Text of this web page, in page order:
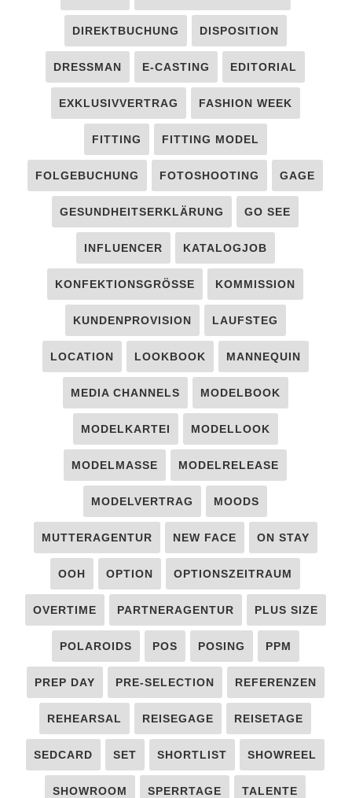
DIREKTBUCHUNG DISPOSITION
DRESSMAN E-CASTING EDITORIAL
EXKLUSIVVERTRAG FASHION WEEK
FITTING FITTING MODEL
FOLGEBUCHUNG FOTOSHOOTING GAGE
GESUNDHEITSERKLÄRUNG GO SEE
INFLUENCER KATALOGJOB
KONFEKTIONSGRÖSSE KOMMISSION
KUNDENPROVISION LAUFSTEG
LOCATION LOOKBOOK MANNEQUIN
MEDIA CHANNELS MODELBOOK
MODELKARTEI MODELLOOK
MODELMASSE MODELRELEASE
MODELVERTRAG MOODS
MUTTERAGENTUR NEW FACE ON STAY
OOH OPTION OPTIONSZEITRAUM
OVERTIME PARTNERAGENTUR PLUS SIZE
POLAROIDS POS POSING PPM
PREP DAY PRE-SELECTION REFERENZEN
REHEARSAL REISEGAGE REISETAGE
SEDCARD SET SHORTLIST SHOWREEL
SHOWROOM SPERRTAGE TALENTE